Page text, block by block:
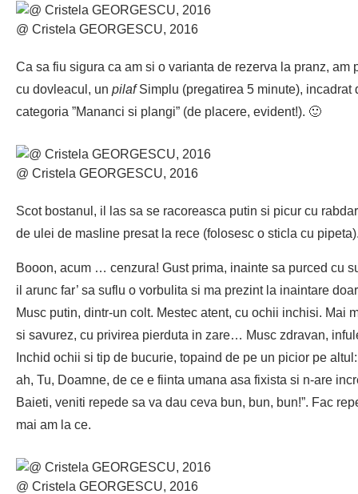
@ Cristela GEORGESCU, 2016
Ca sa fiu sigura ca am si o varianta de rezerva la pranz, am
cu dovleacul, un pilafSimplu (pregatirea 5 minute), incadrat
categoria ”Mananci si plangi” (de placere, evident!). 🙂
@ Cristela GEORGESCU, 2016
Scot bostanul, il las sa se racoreasca putin si picur cu
de ulei de masline presat la rece (folosesc o sticla cu
Booon, acum … cenzura! Gust prima, inainte sa purced cu
il arunc far’ sa suflu o vorbulita si ma prezint la inaintare
Musc putin, dintr-un colt. Mestec atent, cu ochii inchisi. Mai
si savurez, cu privirea pierduta in zare… Musc zdravan,
Inchid ochii si tip de bucurie, topaind de pe un picior pe
ah, Tu, Doamne, de ce e fiinta umana asa fixista si n-are
Baieti, veniti repede sa va dau ceva bun, bun, bun!”. Fac
mai am la ce.
@ Cristela GEORGESCU, 2016